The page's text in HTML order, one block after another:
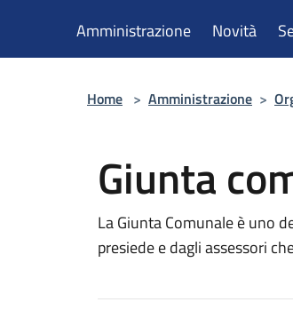
Amministrazione Novità
Home > Amministrazione >
Giunta
La Giunta Comunale è uno
presiede e dagli assessori